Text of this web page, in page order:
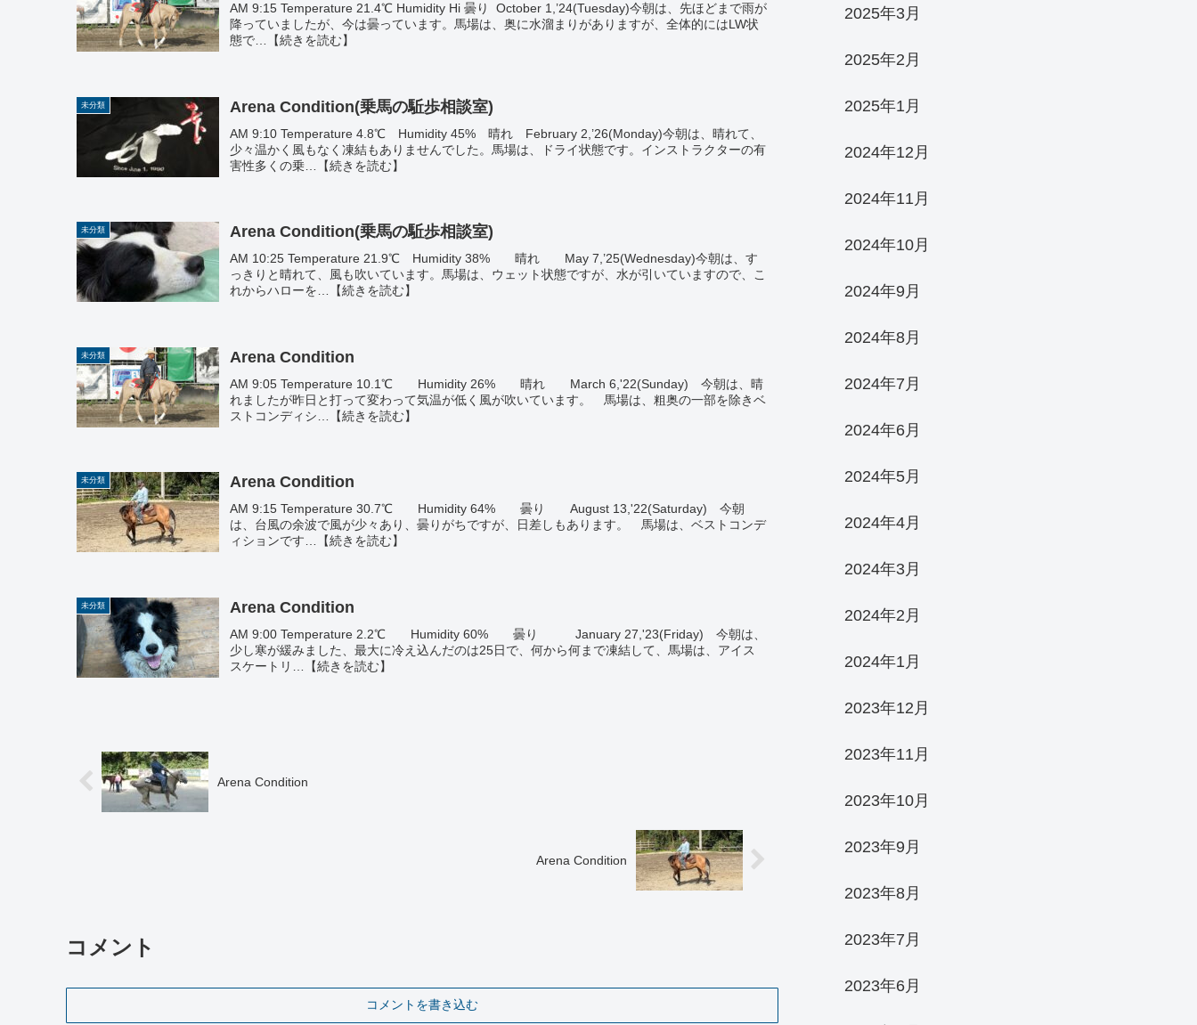
AM 9:15 Temperature 21.4℃ Humidity Hi 曇り October 1,’24(Tuesday)今朝は、先ほどまで雨が
降っていましたが、今は曇っています。馬場は、奥に水溜まりがありますが、全体的にはLW状
態で…【続きを読む】
未分類 Arena Condition(乗馬の駈歩相談室)
AM 9:10 Temperature 4.8℃ Humidity 45% 晴れ February 2,’26(Monday)今朝は、晴れて、
少々温かく風もなく凍結もありませんでした。馬場は、ドライ状態です。インストラクターの有
害性多くの乗…【続きを読む】
未分類 Arena Condition(乗馬の駈歩相談室)
AM 10:25 Temperature 21.9℃ Humidity 38% 晴れ May 7,’25(Wednesday)今朝は、す
っきりと晴れて、風も吹いています。馬場は、ウェット状態ですが、水が引いていますので、こ
れからハローを…【続きを読む】
未分類 Arena Condition
AM 9:05 Temperature 10.1℃ Humidity 26% 晴れ March 6,'22(Sunday) 今朝は、晴
れましたが昨日と打って変わって気温が低く風が吹いています。 馬場は、粗奥の一部を除きベ
ストコンディシ…【続きを読む】
未分類 Arena Condition
AM 9:15 Temperature 30.7℃ Humidity 64% 曇り August 13,'22(Saturday) 今朝
は、台風の余波で風が少々あり、曇りがちですが、日差しもあります。 馬場は、ベストコンデ
ィションです…【続きを読む】
未分類 Arena Condition
AM 9:00 Temperature 2.2℃ Humidity 60% 曇り January 27,'23(Friday) 今朝は、
少し寒が緩みました、最大に冷え込んだのは25日で、何から何まで凍結して、馬場は、アイス
スケートリ…【続きを読む】
Arena Condition
Arena Condition
コメント
コメントを書き込む
2025年3月
2025年2月
2025年1月
2024年12月
2024年11月
2024年10月
2024年9月
2024年8月
2024年7月
2024年6月
2024年5月
2024年4月
2024年3月
2024年2月
2024年1月
2023年12月
2023年11月
2023年10月
2023年9月
2023年8月
2023年7月
2023年6月